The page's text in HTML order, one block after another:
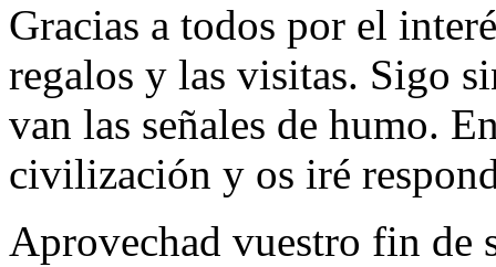
Gracias a todos por el
regalos y las visitas. Sigo
van las señales de humo.
civilización y os iré
Aprovechad vuestro fin de